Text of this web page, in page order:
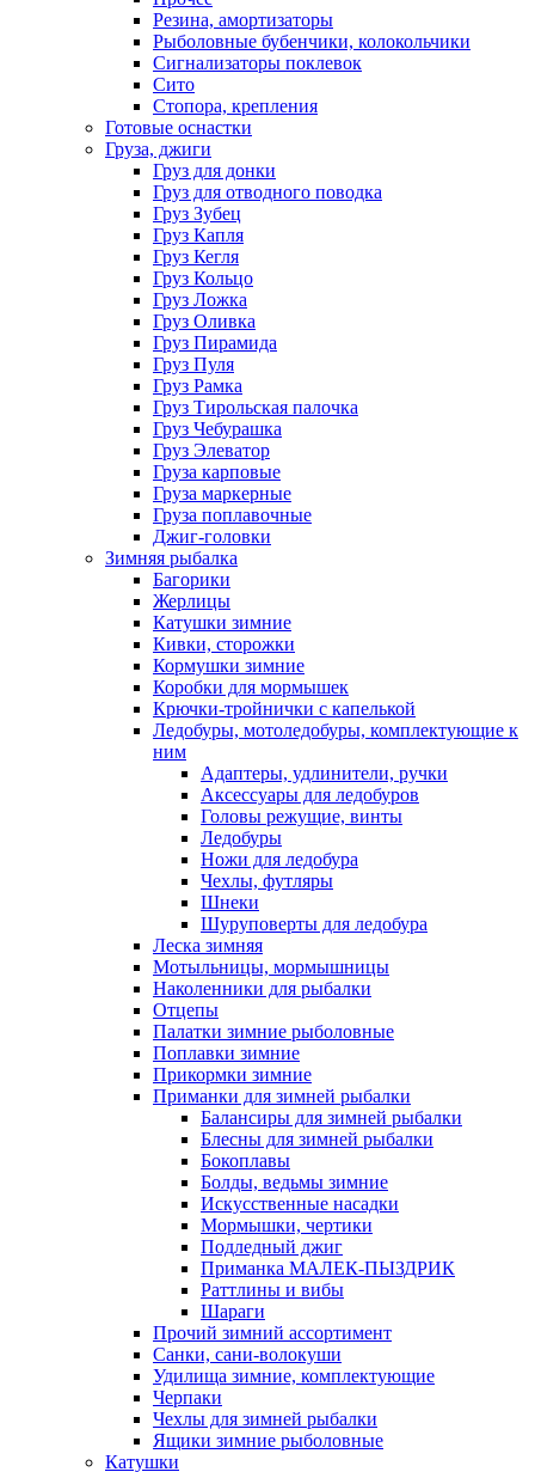
Резина, амортизаторы
Рыболовные бубенчики, колокольчики
Сигнализаторы поклевок
Сито
Стопора, крепления
Готовые оснастки
Груза, джиги
Груз для донки
Груз для отводного поводка
Груз Зубец
Груз Капля
Груз Кегля
Груз Кольцо
Груз Ложка
Груз Оливка
Груз Пирамида
Груз Пуля
Груз Рамка
Груз Тирольская палочка
Груз Чебурашка
Груз Элеватор
Груза карповые
Груза маркерные
Груза поплавочные
Джиг-головки
Зимняя рыбалка
Багорики
Жерлицы
Катушки зимние
Кивки, сторожки
Кормушки зимние
Коробки для мормышек
Крючки-тройнички с капелькой
Ледобуры, мотоледобуры, комплектующие к
ним
Адаптеры, удлинители, ручки
Аксессуары для ледобуров
Головы режущие, винты
Ледобуры
Ножи для ледобура
Чехлы, футляры
Шнеки
Шуруповерты для ледобура
Леска зимняя
Мотыльницы, мормышницы
Наколенники для рыбалки
Отцепы
Палатки зимние рыболовные
Поплавки зимние
Прикормки зимние
Приманки для зимней рыбалки
Балансиры для зимней рыбалки
Блесны для зимней рыбалки
Бокоплавы
Болды, ведьмы зимние
Искусственные насадки
Мормышки, чертики
Подледный джиг
Приманка МАЛЕК-ПЫЗДРИК
Раттлины и вибы
Шараги
Прочий зимний ассортимент
Санки, сани-волокуши
Удилища зимние, комплектующие
Черпаки
Чехлы для зимней рыбалки
Ящики зимние рыболовные
Катушки